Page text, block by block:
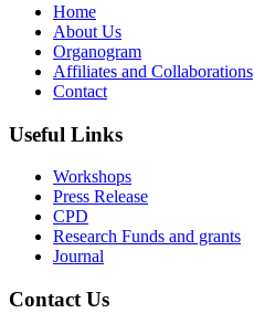
Home
About Us
Organogram
Affiliates and Collaborations
Contact
Useful Links
Workshops
Press Release
CPD
Research Funds and grants
Journal
Contact Us